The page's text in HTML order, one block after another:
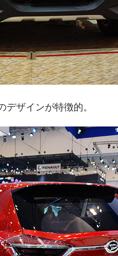
ザインが特徴的。